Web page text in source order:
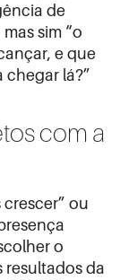
de
sim “o
e que
lá?”
com a
ou
o
resultados da